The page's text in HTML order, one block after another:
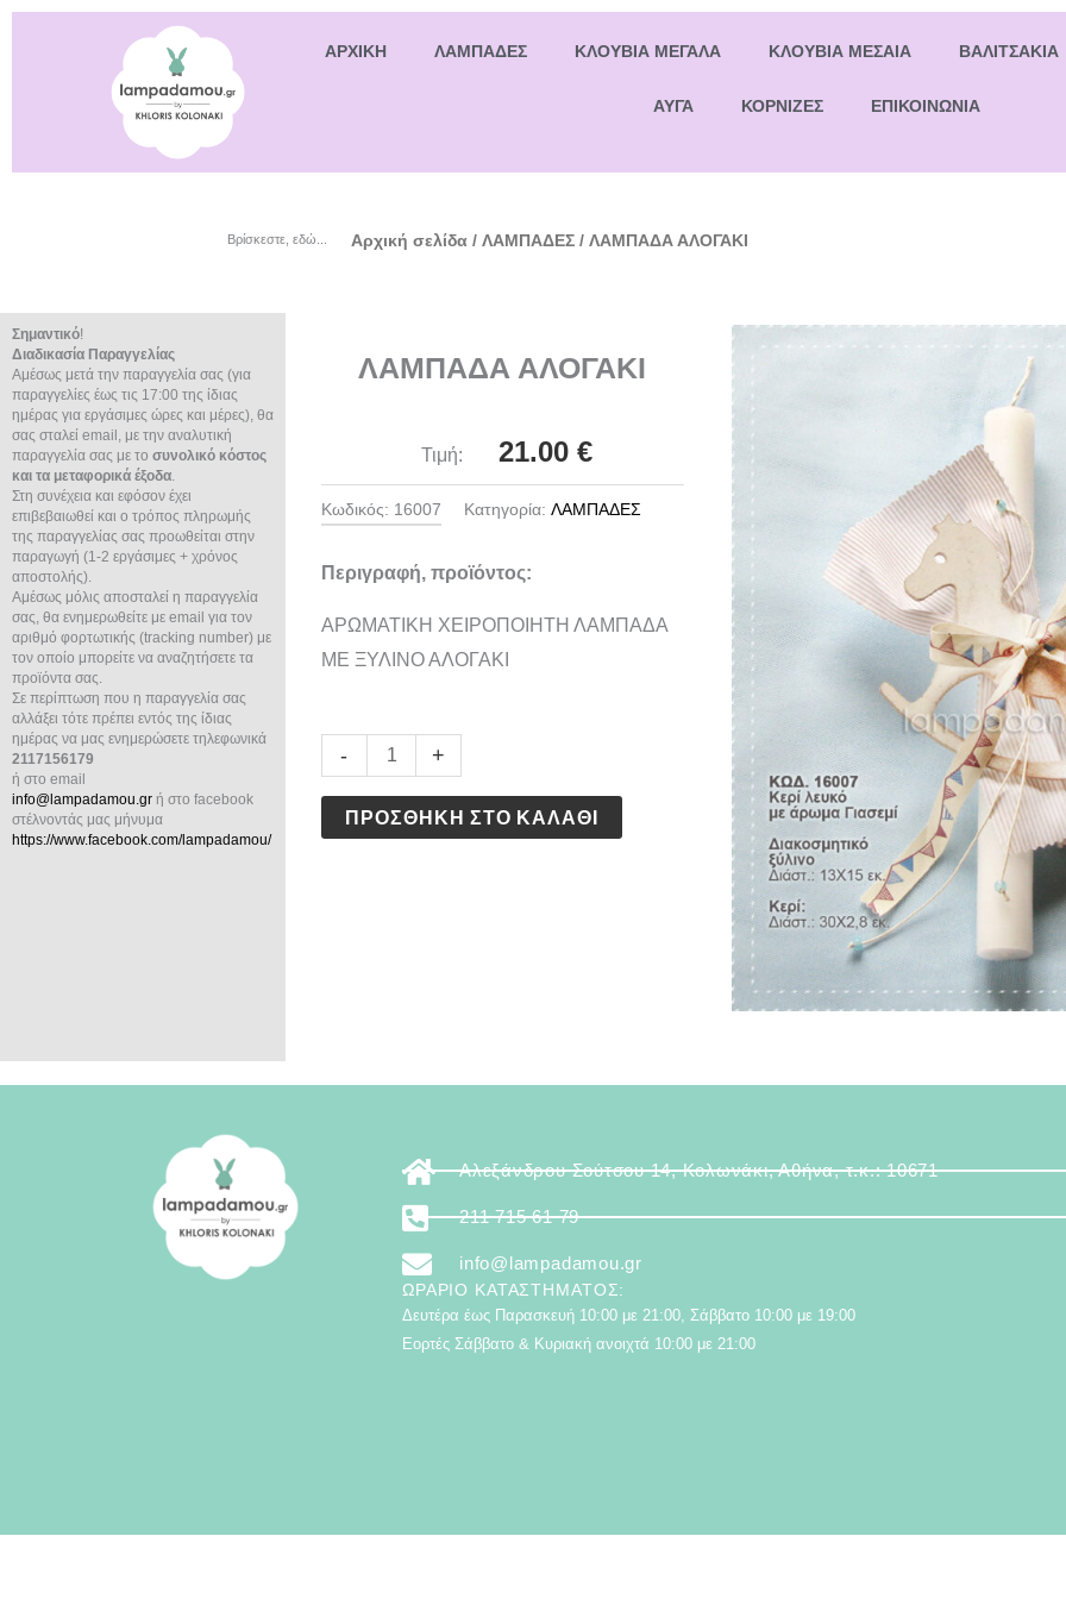
ΑΡΧΙΚΗ ΛΑΜΠΑΔΕΣ ΚΛΟΥΒΙΑ ΜΕΓΑΛΑ ΚΛΟΥΒΙΑ ΜΕΣΑΙΑ ΒΑΛΙΤΣΑΚΙΑ
ΑΥΓΑ ΚΟΡΝΙΖΕΣ ΕΠΙΚΟΙΝΩΝΙΑ
Βρίσκεστε, εδώ... Αρχική σελίδα / ΛΑΜΠΑΔΕΣ / ΛΑΜΠΑΔΑ ΑΛΟΓΑΚΙ
Σημαντικό!
Διαδικασία Παραγγελίας
Αμέσως μετά την παραγγελία σας (για
παραγγελίες έως τις 17:00 της ίδιας
ημέρας για εργάσιμες ώρες και μέρες), θα
σας σταλεί email, με την αναλυτική
παραγγελία σας με το συνολικό κόστος
και τα μεταφορικά έξοδα.
Στη συνέχεια και εφόσον έχει
επιβεβαιωθεί και ο τρόπος πληρωμής
της παραγγελίας σας προωθείται στην
παραγωγή (1-2 εργάσιμες + χρόνος
αποστολής).
Αμέσως μόλις αποσταλεί η παραγγελία
σας, θα ενημερωθείτε με email για τον
αριθμό φορτωτικής (tracking number) με
τον οποίο μπορείτε να αναζητήσετε τα
προϊόντα σας.
Σε περίπτωση που η παραγγελία σας
αλλάξει τότε πρέπει εντός της ίδιας
ημέρας να μας ενημερώσετε τηλεφωνικά
2117156179
ή στο email
info@lampadamou.gr ή στο facebook
στέλνοντάς μας μήνυμα
https://www.facebook.com/lampadamou/
ΛΑΜΠΑΔΑ ΑΛΟΓΑΚΙ
Τιμή: 21.00€
Κωδικός: 16007 Κατηγορία: ΛΑΜΠΑΔΕΣ
Περιγραφή, προϊόντος:
ΑΡΩΜΑΤΙΚΗ ΧΕΙΡΟΠΟΙΗΤΗ ΛΑΜΠΑΔΑ
ΜΕ ΞΥΛΙΝΟ ΑΛΟΓΑΚΙ
-
ΛΑΜΠΑΔΑ
ποσότητα
+
ΠΡΟΣΘΉΚΗ ΣΤΟ ΚΑΛΆΘΙ
Αλεξάνδρου Σούτσου 14, Κολωνάκι, Αθήνα, τ.κ.: 10671
211 715 61 79
info@lampadamou.gr
ΩΡΆΡΙΟ ΚΑΤΑΣΤΉΜΑΤΟΣ:
Δευτέρα έως Παρασκευή 10:00 με 21:00, Σάββατο 10:00 με 19:00
Εορτές Σάββατο & Κυριακή ανοιχτά 10:00 με 21:00